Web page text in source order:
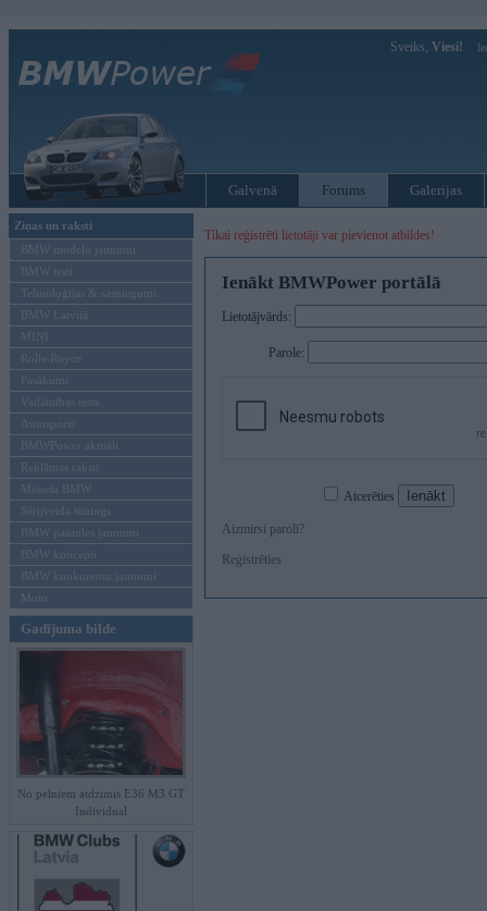
Sveiks, Viesi!
Galvenā Forums Galerijas
Ziņas un raksti
BMW modeļu jaunumi
BMW testi
Tehnoloģijas & sasniegumi
BMW Latvijā
MINI
Rolls-Royce
Pasākumi
Vadāmības tests
Autosports
BMWPower aktuāli
Reklāmas raksti
Mēneša BMW
Sērijveida tūnings
BMW pasaules jaunumi
BMW koncepti
BMW konkurentu jaunumi
Moto
Gadījuma bilde
No pelniem atdzimis E36 M3 GT
Individual
Tikai reģistrēti lietotāji var pievienot atbildes!
Ienākt BMWPower portālā
Lietotājvārds:
Parole:
Atcerēties
Aizmirsi paroli?
Reģistrēties